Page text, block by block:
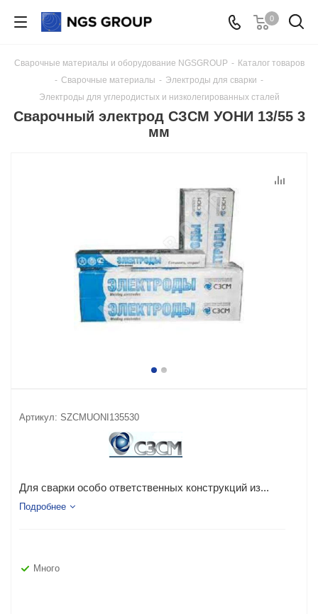
0
Сварочные материалы и оборудование NGSGROUP - Каталог товаров
- Сварочные материалы - Электроды для сварки -
Электроды для углеродистых и низколегированных сталей
Сварочный электрод СЗСМ УОНИ 13/55 3
мм
Артикул: SZCMUONI135530
Для сварки особо ответственных конструкций из...
Подробнее
Много